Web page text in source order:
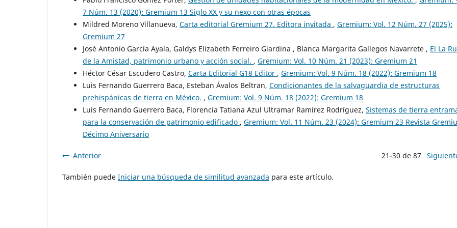
7 Núm. 13 (2020): Gremium 13 Siglo XX y su nexo con otras épocas
Mildred Moreno Villanueva, Carta editorial Gremium 27. Editora invitada , Gremium: Vol. 12 Núm. 27 (2025):
Gremium 27
José Antonio García Ayala, Galdys Elizabeth Ferreiro Giardina , Blanca Margarita Gallegos Navarrete , El La
de la Amistad, patrimonio urbano y acción social. , Gremium: Vol. 10 Núm. 21 (2023): Gremium 21
Héctor César Escudero Castro, Carta Editorial G18 Editor , Gremium: Vol. 9 Núm. 18 (2022): Gremium 18
Luis Fernando Guerrero Baca, Esteban Ávalos Beltran, Condicionantes de la salvaguardia de estructuras
prehispánicas de tierra en México. , Gremium: Vol. 9 Núm. 18 (2022): Gremium 18
Luis Fernando Guerrero Baca, Florencia Tatiana Azul Ultramar Ramírez Rodríguez, Sistemas de tierra
para la conservación de patrimonio edificado , Gremium: Vol. 11 Núm. 23 (2024): Gremium 23 Revista
Décimo Aniversario
Anterior 21-30 de 87
También puede Iniciar una búsqueda de similitud avanzada para este artículo.